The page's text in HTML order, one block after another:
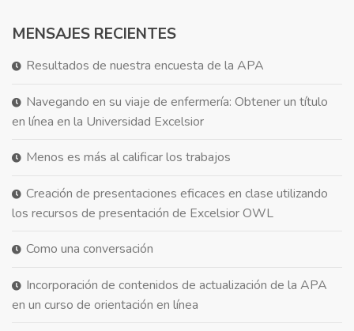
MENSAJES RECIENTES
Resultados de nuestra encuesta de la APA
Navegando en su viaje de enfermería: Obtener un título
en línea en la Universidad Excelsior
Menos es más al calificar los trabajos
Creación de presentaciones eficaces en clase utilizando
los recursos de presentación de Excelsior OWL
Como una conversación
Incorporación de contenidos de actualización de la APA
en un curso de orientación en línea